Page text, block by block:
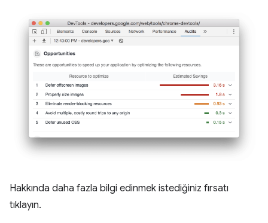
Hakkında daha fazla bilgi edinmek istediğiniz fırsatı
tıklayın.